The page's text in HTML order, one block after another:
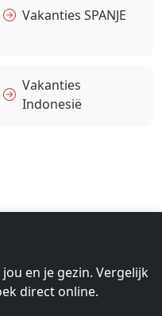
Vakanties SPANJE
Vakanties
Indonesië
en je gezin. Vergelijk
direct online.